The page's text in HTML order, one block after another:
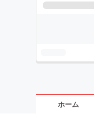
ホーム